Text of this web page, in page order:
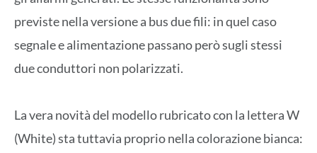
previste nella versione a bus due fili: in quel caso
segnale e alimentazione passano però sugli stessi
due conduttori non polarizzati.
La vera novità del modello rubricato con la lettera W
(White) sta tuttavia proprio nella colorazione bianca: